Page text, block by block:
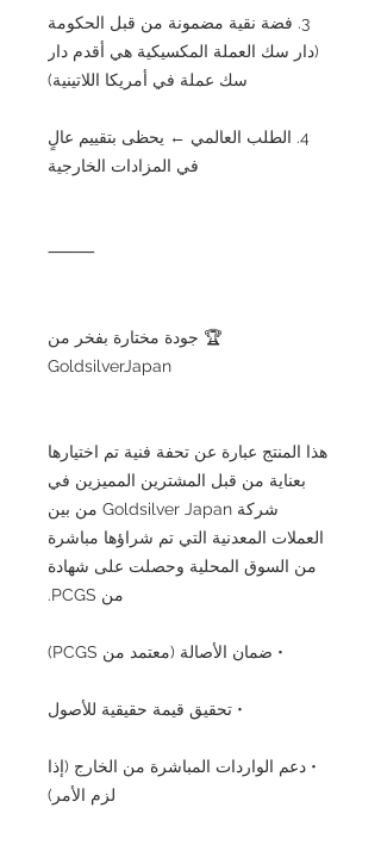
3. فضة نقية مضمونة من قبل الحكومة
(دار سك العملة المكسيكية هي أقدم دار
سك عملة في أمريكا اللاتينية)
4. الطلب العالمي ← يحظى بتقييم عالٍ
في المزادات الخارجية
⸻
🏆 جودة مختارة بفخر من
GoldsilverJapan
هذا المنتج عبارة عن تحفة فنية تم اختيارها
بعناية من قبل المشترين المميزين في
شركة Goldsilver Japan من بين
العملات المعدنية التي تم شراؤها مباشرة
من السوق المحلية وحصلت على شهادة
من PCGS.
• ضمان الأصالة (معتمد من PCGS)
• تحقيق قيمة حقيقية للأصول
• دعم الواردات المباشرة من الخارج (إذا
لزم الأمر)